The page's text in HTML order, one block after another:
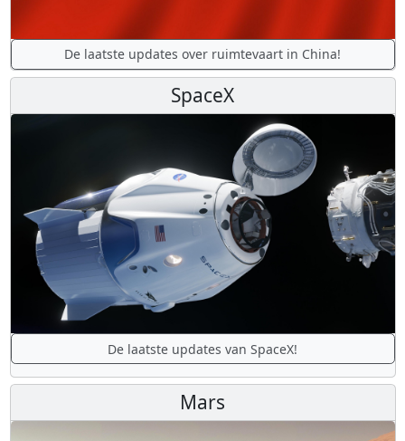
De laatste updates over ruimtevaart in China!
SpaceX
De laatste updates van SpaceX!
Mars